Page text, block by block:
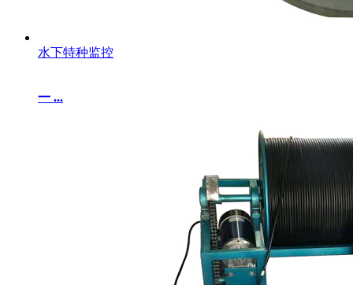
水下特种监控
一 ...